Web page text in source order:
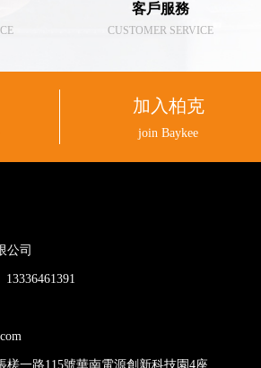
客戶服務
CUSTOMER SERVICE
加入柏克
join Baykee
公司
槎一路115號華南電源創新科技園4座